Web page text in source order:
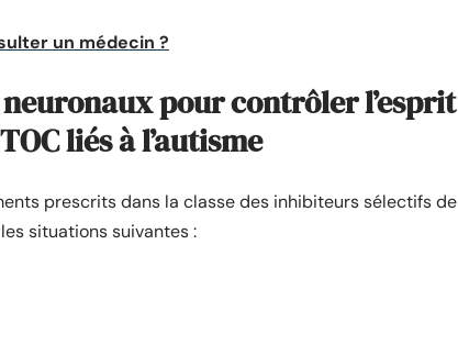
un médecin ?
pour contrôler l’esprit
liés à l’autisme
prescrits dans la classe des inhibiteurs sélectifs de
situations suivantes :